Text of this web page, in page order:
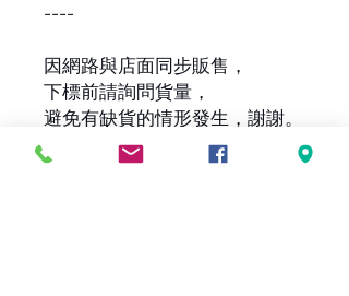
----
因網路與店面同步販售，
下標前請詢問貨量，
避免有缺貨的情形發生，謝謝。